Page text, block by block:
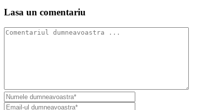
Lasa un comentariu